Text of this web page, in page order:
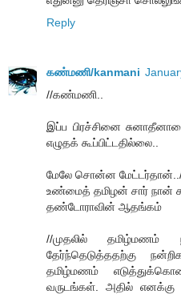
Reply
கண்மணி/kanmani
//கண்மணி..
இப்ப பிரச்சினை
எழுதக் கூப்பிட்டதில்லை..
மேலே சொன்ன
உண்மைத் தமிழன் சார் நான்
தண்டோராவின் ஆதங்கம்
//முதலில் தமிழ்மணம்
தேர்ந்தெடுத்ததற்கு
தமிழ்மணம்
வருடங்கள். அதில் எனக்கு